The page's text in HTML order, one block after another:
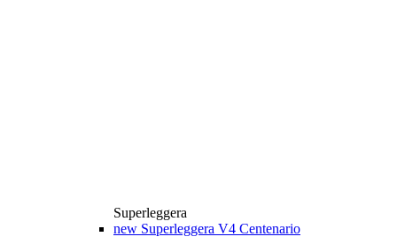
Superleggera
new Superleggera V4 Centenario